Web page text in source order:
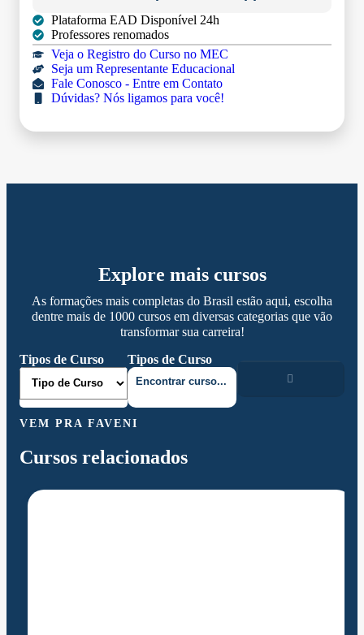
Plataforma EAD Disponível 24h
Professores renomados
Veja o Registro do Curso no MEC
Seja um Representante Educacional
Fale Conosco - Entre em Contato
Dúvidas? Nós ligamos para você!
Explore mais cursos
As formações mais completas do Brasil estão aqui, escolha
dentre mais de 1000 cursos em diversas categorias que vão
transformar sua carreira!
Tipos de Curso
Tipos de Curso
VEM PRA FAVENI
Cursos relacionados